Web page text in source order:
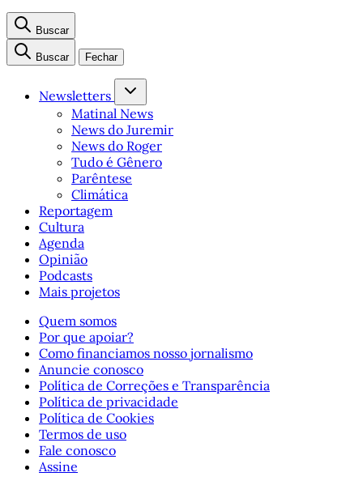
Buscar
Buscar Fechar
Newsletters
Matinal News
News do Juremir
News do Roger
Tudo é Gênero
Parêntese
Climática
Reportagem
Cultura
Agenda
Opinião
Podcasts
Mais projetos
Quem somos
Por que apoiar?
Como financiamos nosso jornalismo
Anuncie conosco
Política de Correções e Transparência
Política de privacidade
Política de Cookies
Termos de uso
Fale conosco
Assine